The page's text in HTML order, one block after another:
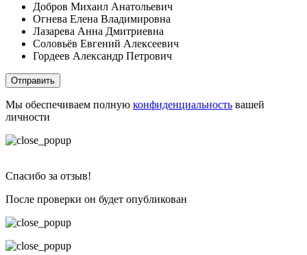
Добров Михаил Анатольевич
Огнева Елена Владимировна
Лазарева Анна Дмитриевна
Соловьёв Евгений Алексеевич
Гордеев Александр Петрович
Отправить
Мы обеспечиваем полную конфиденциальность вашей
личности
Спасибо за отзыв!
После проверки он будет опубликован